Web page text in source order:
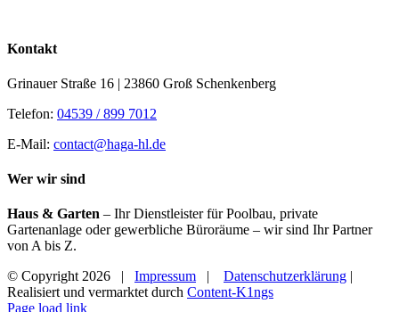
Kontakt
Grinauer Straße 16 | 23860 Groß Schenkenberg
Telefon: 04539 / 899 7012
E-Mail: contact@haga-hl.de
Wer wir sind
Haus & Garten – Ihr Dienstleister für Poolbau, private
Gartenanlage oder gewerbliche Büroräume – wir sind Ihr Partner
von A bis Z.
© Copyright 2026 | Impressum | Datenschutzerklärung |
Realisiert und vermarktet durch Content-K1ngs
Facebook
Instagram
Page load link